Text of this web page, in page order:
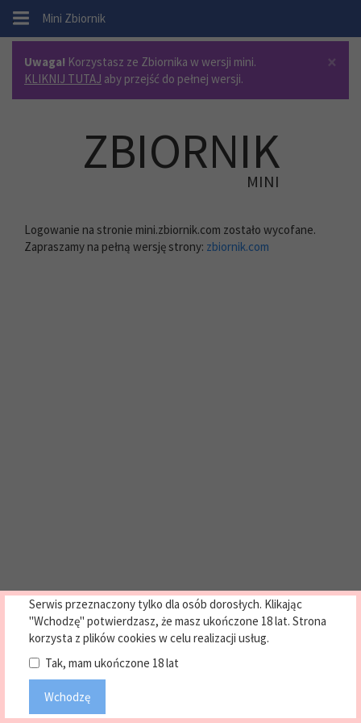
. Mini Zbiornik
×
Uwaga! Korzystasz ze Zbiornika w wersji mini.
KLIKNIJ TUTAJ aby przejść do pełnej wersji.
ZBIORNIK
MINI
Logowanie na stronie mini.zbiornik.com zostało wycofane.
Zapraszamy na pełną wersję strony: zbiornik.com
Serwis przeznaczony tylko dla osób dorosłych. Klikając
"Wchodzę" potwierdzasz, że masz ukończone 18 lat. Strona
korzysta z plików cookies w celu realizacji usług.
Tak, mam ukończone 18 lat
Wchodzę